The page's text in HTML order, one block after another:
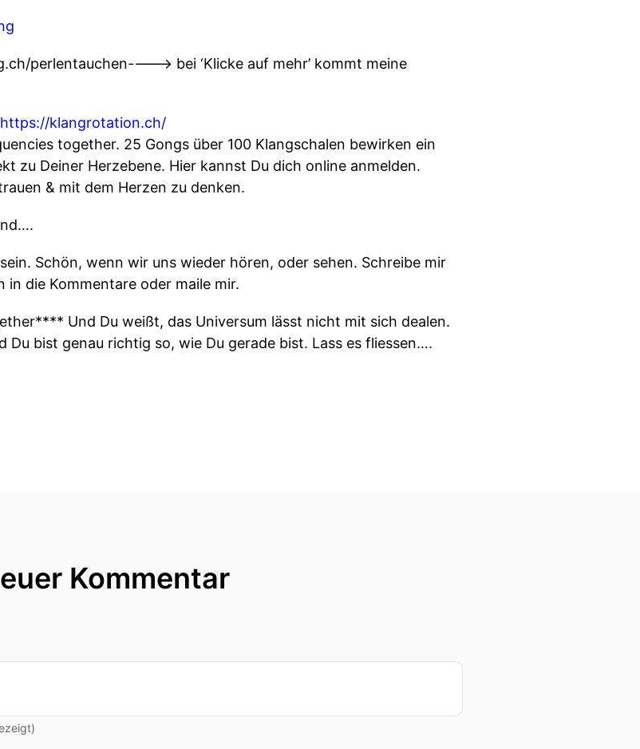
perlentauchen----> bei ‘Klicke auf mehr’ kommt meine
https://klangrotation.ch/
together. 25 Gongs über 100 Klangschalen bewirken ein
zu Deiner Herzebene. Hier kannst Du dich online anmelden.
& mit dem Herzen zu denken.
Schön, wenn wir uns wieder hören, oder sehen. Schreibe mir
in die Kommentare oder maile mir.
Und Du weißt, das Universum lässt nicht mit sich dealen.
Du bist genau richtig so, wie Du gerade bist. Lass es fliessen….
Kommentar